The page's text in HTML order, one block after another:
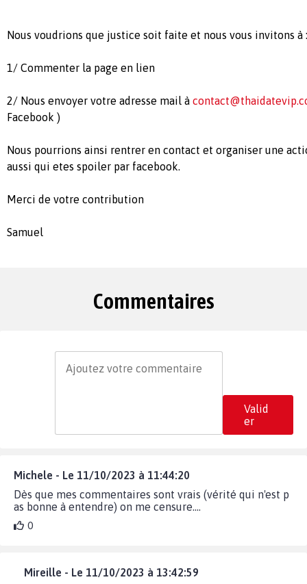
Nous voudrions que justice soit faite et nous vous invitons à :
1/ Commenter la page en lien
2/ Nous envoyer votre adresse mail à
Facebook )
Nous pourrions ainsi rentrer en contact et organiser une
aussi qui etes spoiler par facebook.
Merci de votre contribution
Samuel
Commentaires
Valid
er
Michele - Le 11/10/2023 à 11:44:20
Dès que mes commentaires sont vrais (vérité qui n'est p
as bonne à entendre) on me censure....
0
Mireille - Le 11/10/2023 à 13:42:59